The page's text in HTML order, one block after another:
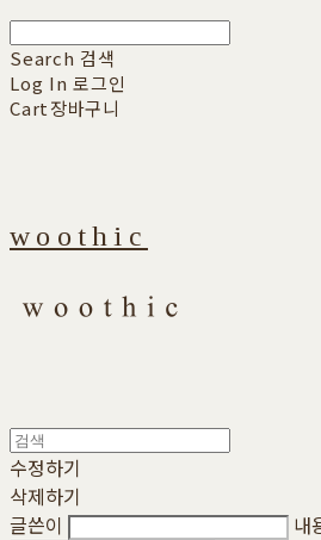
Search 검색
Log In 로그인
Cart장바구니
woothic
수정하기
삭제하기
글쓴이
내